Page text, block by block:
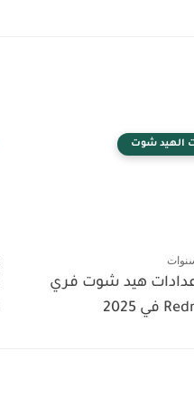
الهيد شوت
هيد شوت فري